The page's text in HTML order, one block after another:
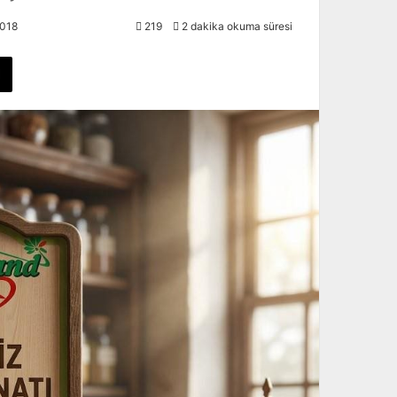
219 2 dakika okuma süresi